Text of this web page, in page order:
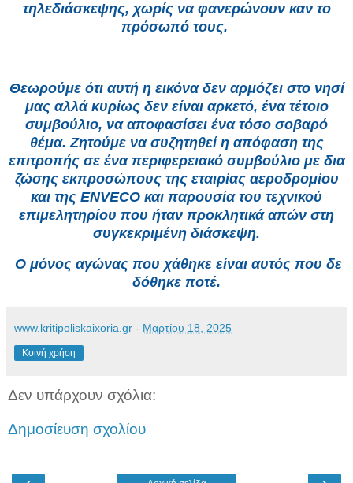
τηλεδιάσκεψης, χωρίς να φανερώνουν καν το
πρόσωπό τους.
Θεωρούμε ότι αυτή η εικόνα δεν αρμόζει στο νησί
μας αλλά κυρίως δεν είναι αρκετό, ένα τέτοιο
συμβούλιο, να αποφασίσει ένα τόσο σοβαρό
θέμα. Ζητούμε να συζητηθεί η απόφαση της
επιτροπής σε ένα περιφερειακό συμβούλιο με δια
ζώσης εκπροσώπους της εταιρίας αεροδρομίου
και της ENVECO και παρουσία του τεχνικού
επιμελητηρίου που ήταν προκλητικά απών στη
συγκεκριμένη διάσκεψη.
Ο μόνος αγώνας που χάθηκε είναι αυτός που δε
δόθηκε ποτέ.
www.kritipoliskaixoria.gr - Μαρτίου 18, 2025
Κοινή χρήση
Δεν υπάρχουν σχόλια:
Δημοσίευση σχολίου